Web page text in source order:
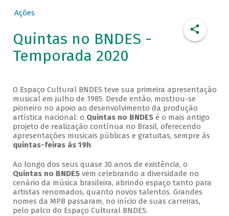
Ações
Quintas no BNDES -
Temporada 2020
O Espaço Cultural BNDES teve sua primeira apresentação
musical em julho de 1985. Desde então, mostrou-se
pioneiro no apoio ao desenvolvimento da produção
artística nacional: o Quintas no BNDESé o mais antigo
projeto de realização contínua no Brasil, oferecendo
apresentações musicais públicas e gratuitas, sempre às
quintas-feiras às 19h.
Ao longo dos seus quase 30 anos de existência, o
Quintas no BNDESvem celebrando a diversidade no
cenário da música brasileira, abrindo espaço tanto para
artistas renomados, quanto novos talentos. Grandes
nomes da MPB passaram, no início de suas carreiras,
pelo palco do Espaço Cultural BNDES.